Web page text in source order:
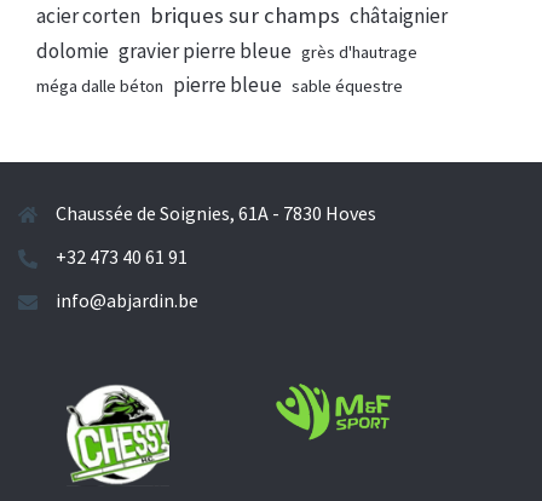
acier corten briques sur champs châtaignier
dolomie gravier pierre bleue grès d'hautrage
méga dalle béton pierre bleue sable équestre
Chaussée de Soignies, 61A - 7830 Hoves
+32 473 40 61 91
info@abjardin.be